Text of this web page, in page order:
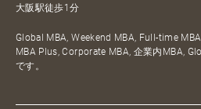
大阪駅徒歩1分
Global MBA, Weekend MBA, Full-time
MBA Plus, Corporate MBA, 企業内MBA,
です。